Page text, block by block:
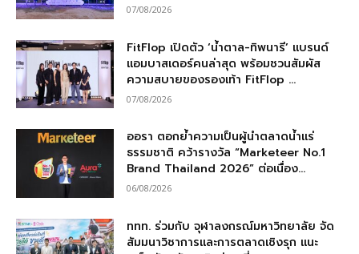
07/08/2026
FitFlop เปิดตัว ‘น้ำตาล-ทิพนารี’ แบรนด์
แอมบาสเดอร์คนล่าสุด พร้อมชวนสัมผัส
ความสบายของรองเท้า FitFlop ...
07/08/2026
ออรา ตอกย้ำความเป็นผู้นำตลาดน้ำแร่
ธรรมชาติ คว้ารางวัล “Marketeer No.1
Brand Thailand 2026” ต่อเนื่อง...
06/08/2026
ททท. ร่วมกับ จุฬาลงกรณ์มหาวิทยาลัย จัด
สัมมนาวิชาการและการตลาดเชิงรุก แนะ